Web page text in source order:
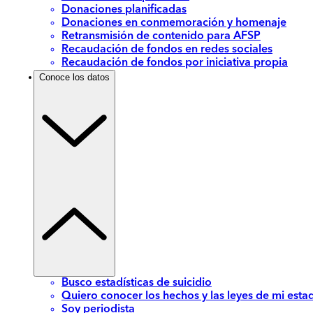
Donaciones planificadas
Donaciones en conmemoración y homenaje
Retransmisión de contenido para AFSP
Recaudación de fondos en redes sociales
Recaudación de fondos por iniciativa propia
Conoce los datos
Busco estadísticas de suicidio
Quiero conocer los hechos y las leyes de mi
Soy periodista